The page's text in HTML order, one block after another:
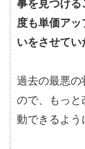
事を見つける
度も単価ア
いをさせてい
過去の最悪の
ので、もっと
動できるよう